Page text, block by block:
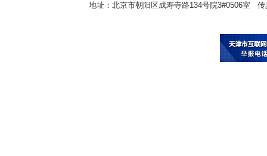
地址：北京市朝阳区成寿寺路134号院3#0506室